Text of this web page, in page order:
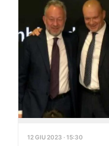
12 GIU 2023 · 15:30